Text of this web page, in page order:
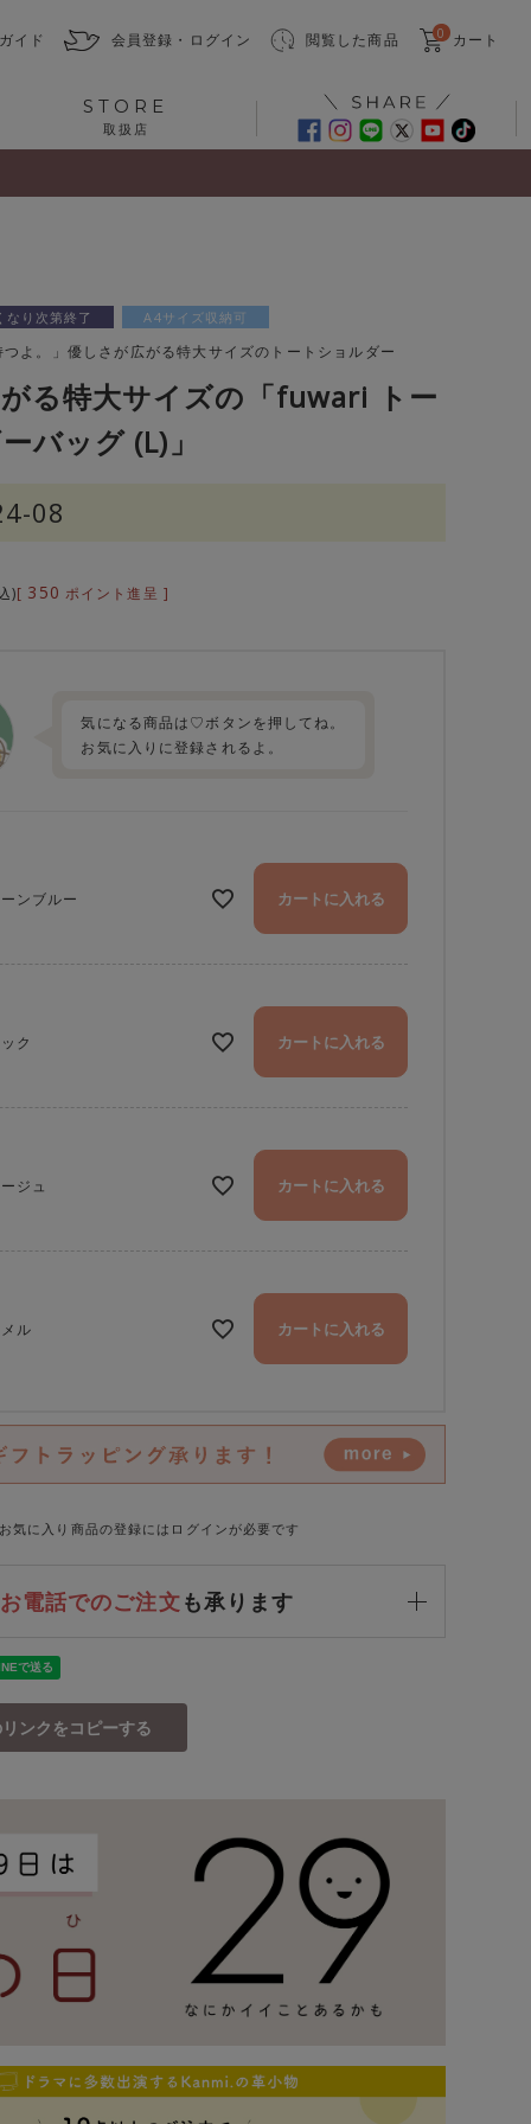
イド 会員登録・ログイン 閲覧した商品 0 カート
STORE
取扱店
なり次第終了 A4サイズ収納可
よ。」優しさが広がる特大サイズのトートショルダー
る特大サイズの「fuwari トー
バッグ (L)」
08
[ 350 ポイント進呈 ]
気になる商品は♡ボタンを押してね。
お気に入りに登録されるよ。
ンブルー カートに入れる
ク カートに入れる
ジュ カートに入れる
ル カートに入れる
気に入り商品の登録にはログインが必要です
お電話でのご注文も承ります
ンクをコピーする